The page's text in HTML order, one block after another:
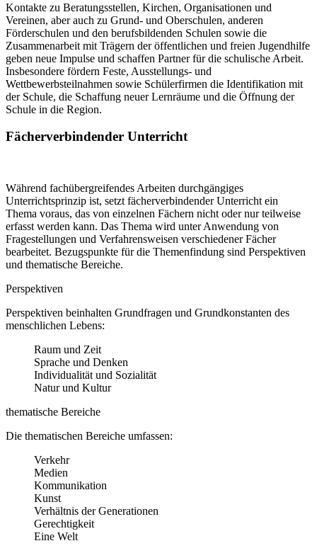
Kontakte zu Beratungsstellen, Kirchen, Organisationen und
Vereinen, aber auch zu Grund- und Oberschulen, anderen
Förderschulen und den berufsbildenden Schulen sowie die
Zusammenarbeit mit Trägern der öffentlichen und freien Jugendhilfe
geben neue Impulse und schaffen Partner für die schulische Arbeit.
Insbesondere fördern Feste, Ausstellungs- und
Wettbewerbsteilnahmen sowie Schülerfirmen die Identifikation mit
der Schule, die Schaffung neuer Lernräume und die Öffnung der
Schule in die Region.
Fächerverbindender Unterricht
Während fachübergreifendes Arbeiten durchgängiges
Unterrichtsprinzip ist, setzt fächerverbindender Unterricht ein
Thema voraus, das von einzelnen Fächern nicht oder nur teilweise
erfasst werden kann. Das Thema wird unter Anwendung von
Fragestellungen und Verfahrensweisen verschiedener Fächer
bearbeitet. Bezugspunkte für die Themenfindung sind Perspektiven
und thematische Bereiche.
Perspektiven
Perspektiven beinhalten Grundfragen und Grundkonstanten des
menschlichen Lebens:
Raum und Zeit
Sprache und Denken
Individualität und Sozialität
Natur und Kultur
thematische Bereiche
Die thematischen Bereiche umfassen:
Verkehr
Medien
Kommunikation
Kunst
Verhältnis der Generationen
Gerechtigkeit
Eine Welt